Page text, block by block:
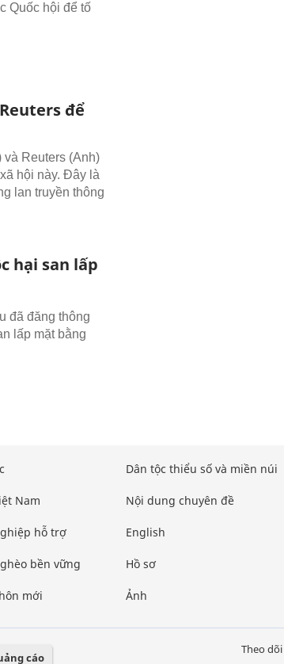
Quốc hội để tố
để
và Reuters (Anh)
hội này. Đây là
lan truyền thông
hại san lấp
đã đăng thông
lấp mặt bằng
Nam
hỗ trợ
bền vững
mới
Dân tộc thiểu số và miền núi
Nội dung chuyên đề
English
Hồ sơ
Ảnh
cáo
Theo